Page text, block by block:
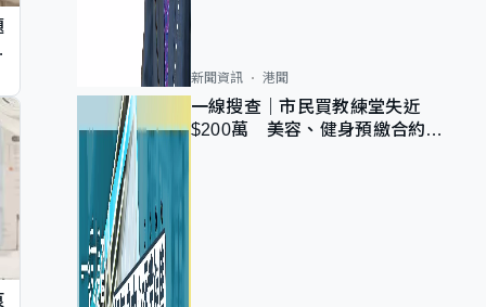
新聞資訊 港聞
一線搜查｜市民買教練堂失近
$200萬 美容、健身預繳合約擬